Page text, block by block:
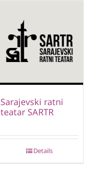
Sarajevski ratni
teatar SARTR
Details